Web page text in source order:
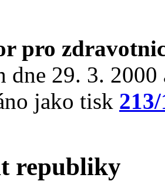
pro
dne 29. 3.
jako tisk
republiky